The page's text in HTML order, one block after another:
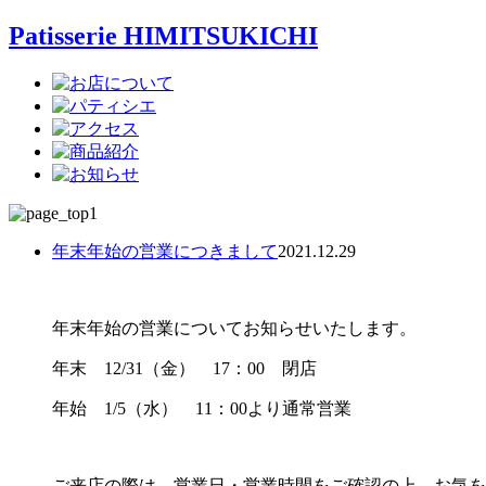
Patisserie HIMITSUKICHI
年末年始の営業につきまして2021.12.29
年末年始の営業についてお知らせいたします。
年末 12/31（金） 17：00 閉店
年始 1/5（水） 11：00より通常営業